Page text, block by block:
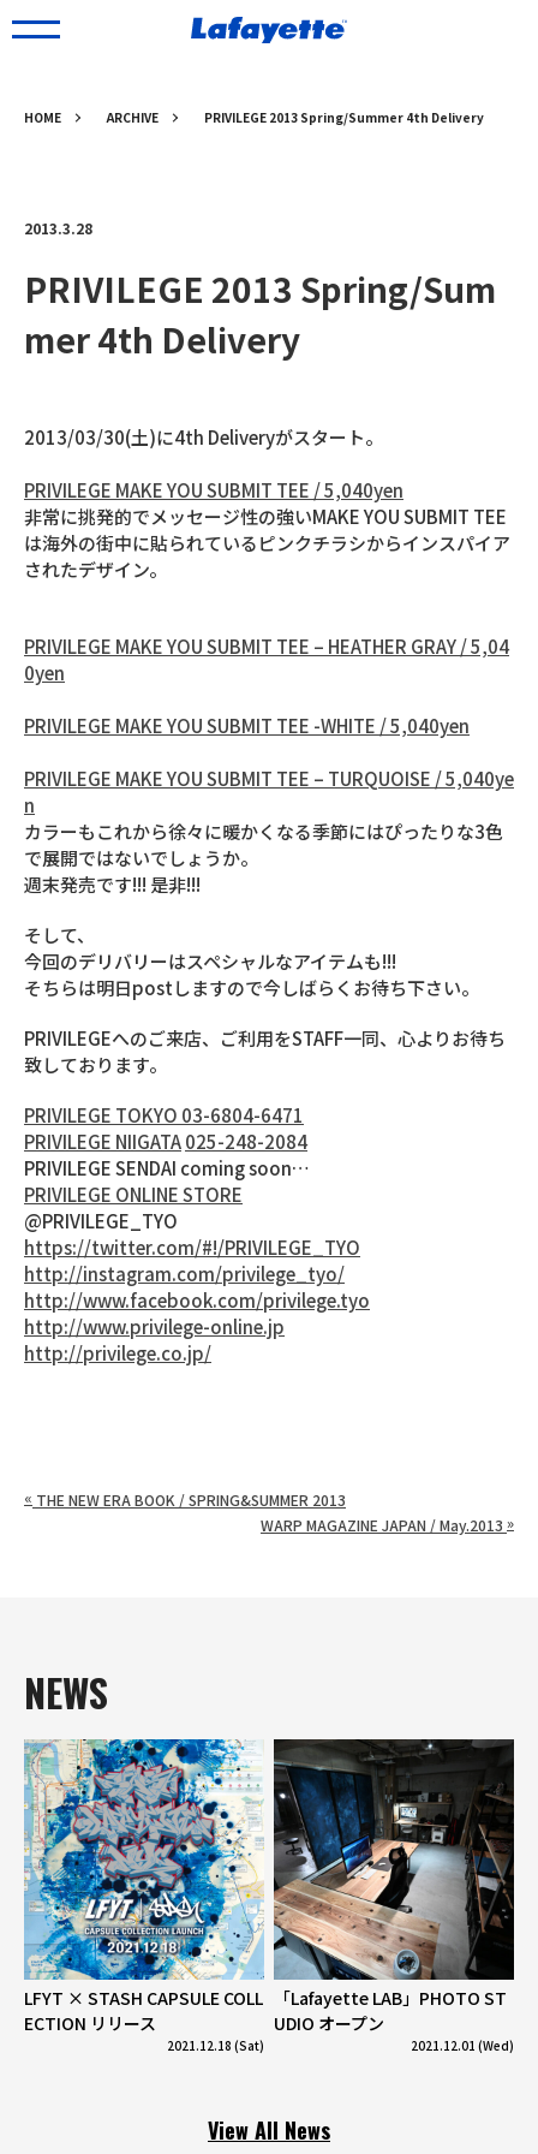
HOME ARCHIVE PRIVILEGE 2013 Spring/Summer 4th Delivery
2013.3.28
PRIVILEGE 2013 Spring/Sum
mer 4th Delivery
2013/03/30(土)に4th Deliveryがスタート。
PRIVILEGE MAKE YOU SUBMIT TEE / 5,040yen
非常に挑発的でメッセージ性の強いMAKE YOU SUBMIT TEE
は海外の街中に貼られているピンクチラシからインスパイア
されたデザイン。
PRIVILEGE MAKE YOU SUBMIT TEE – HEATHER GRAY / 5,04
0yen
PRIVILEGE MAKE YOU SUBMIT TEE -WHITE / 5,040yen
PRIVILEGE MAKE YOU SUBMIT TEE – TURQUOISE / 5,040ye
n
カラーもこれから徐々に暖かくなる季節にはぴったりな3色
で展開ではないでしょうか。
週末発売です!!! 是非!!!
そして、
今回のデリバリーはスペシャルなアイテムも!!!
そちらは明日postしますので今しばらくお待ち下さい。
PRIVILEGEへのご来店、ご利用をSTAFF一同、心よりお待ち
致しております。
PRIVILEGE TOKYO 03-6804-6471
PRIVILEGE NIIGATA025-248-2084
PRIVILEGE SENDAI coming soon…
PRIVILEGE ONLINE STORE
@PRIVILEGE_TYO
https://twitter.com/#!/PRIVILEGE_TYO
http://instagram.com/privilege_tyo/
http://www.facebook.com/privilege.tyo
http://www.privilege-online.jp
http://privilege.co.jp/
« THE NEW ERA BOOK / SPRING&SUMMER 2013
WARP MAGAZINE JAPAN / May.2013 »
NEWS
LFYT × STASH CAPSULE COLL
ECTION リリース
2021.12.18 (Sat)
「Lafayette LAB」PHOTO ST
UDIO オープン
2021.12.01 (Wed)
View All News